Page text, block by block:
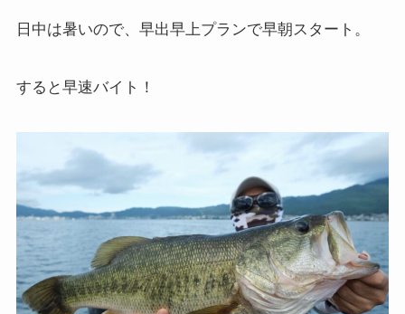
日中は暑いので、早出早上プランで早朝スタート。
すると早速バイト！